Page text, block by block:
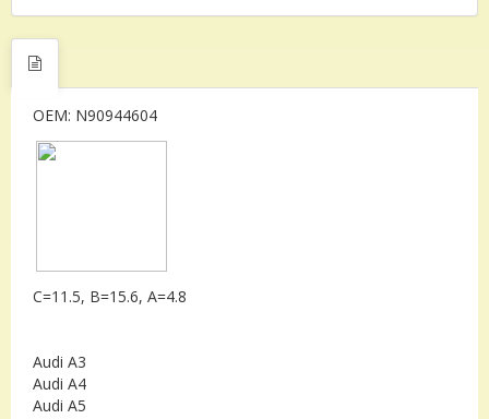
OEM: N90944604
C=11.5, B=15.6, A=4.8
Audi A3
Audi A4
Audi A5